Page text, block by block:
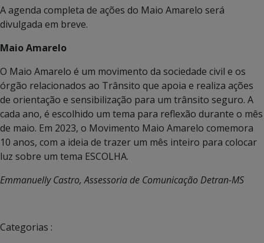
A agenda completa de ações do Maio Amarelo será
divulgada em breve.
Maio Amarelo
O Maio Amarelo é um movimento da sociedade civil e os
órgão relacionados ao Trânsito que apoia e realiza ações
de orientação e sensibilização para um trânsito seguro. A
cada ano, é escolhido um tema para reflexão durante o mês
de maio. Em 2023, o Movimento Maio Amarelo comemora
10 anos, com a ideia de trazer um mês inteiro para colocar
luz sobre um tema ESCOLHA.
Emmanuelly Castro, Assessoria de Comunicação Detran-MS
Categorias :